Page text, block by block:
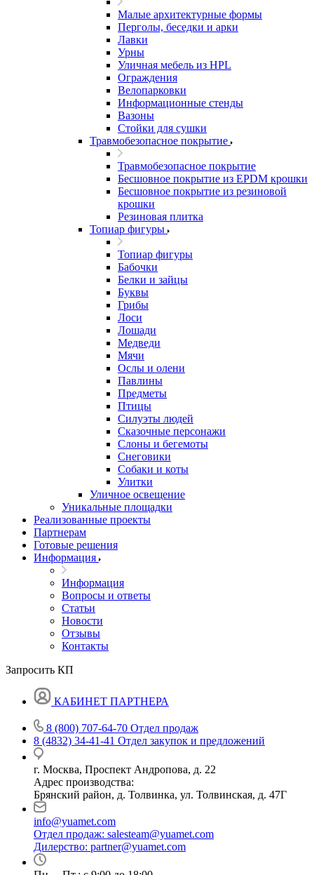
Малые архитектурные формы
Перголы, беседки и арки
Лавки
Урны
Уличная мебель из HPL
Ограждения
Велопарковки
Информационные стенды
Вазоны
Стойки для сушки
Травмобезопасное покрытие
Травмобезопасное покрытие
Бесшовное покрытие из EPDM крошки
Бесшовное покрытие из резиновой
крошки
Резиновая плитка
Топиар фигуры
Топиар фигуры
Бабочки
Белки и зайцы
Буквы
Грибы
Лоси
Лошади
Медведи
Мячи
Ослы и олени
Павлины
Предметы
Птицы
Силуэты людей
Сказочные персонажи
Слоны и бегемоты
Снеговики
Собаки и коты
Улитки
Уличное освещение
Уникальные площадки
Реализованные проекты
Партнерам
Готовые решения
Информация
Информация
Вопросы и ответы
Статьи
Новости
Отзывы
Контакты
Запросить КП
КАБИНЕТ ПАРТНЕРА
8 (800) 707-64-70 Отдел продаж
8 (4832) 34-41-41 Отдел закупок и предложений
г. Москва, Проспект Андропова, д. 22
Адрес производства:
Брянский район, д. Толвинка, ул. Толвинская, д. 47Г
info@yuamet.com
Отдел продаж: salesteam@yuamet.com
Дилерство: partner@yuamet.com